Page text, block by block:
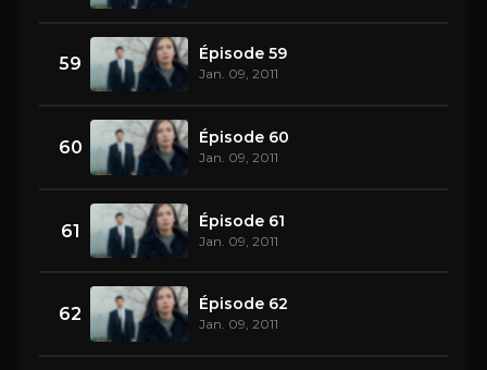
59 Épisode 59
Jan. 09, 2011
60 Épisode 60
Jan. 09, 2011
61 Épisode 61
Jan. 09, 2011
62 Épisode 62
Jan. 09, 2011